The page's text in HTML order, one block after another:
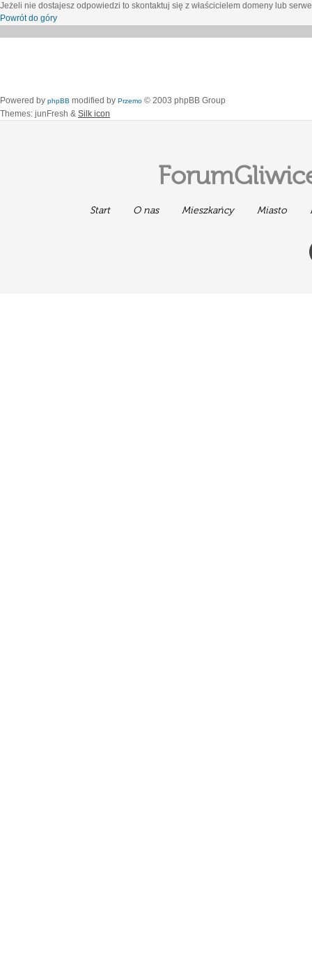
Jeżeli nie dostajesz odpowiedzi to skontaktuj się z właścicielem domeny lub
Powrót do góry
Powered by phpBB modified by Przemo © 2003 phpBB Group
Themes: junFresh & Silk icon
Start O nas Mieszkańcy Miasto